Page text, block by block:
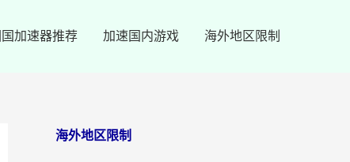
国加速器推荐 加速国内游戏 海外地区限制
海外地区限制